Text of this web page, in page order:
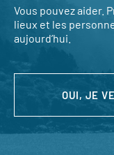
Vous pouvez aider.
lieux et les
aujourd’hui.
OUI, JE